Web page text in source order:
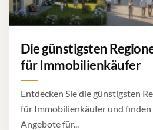
Die günstigsten
für Immobilienkäufer
Entdecken Sie die günstigsten
für Immobilienkäufer und finden
Angebote für...